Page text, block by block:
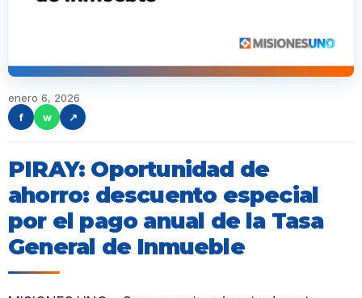
enero 6, 2026
f
w ↗
PIRAY: Oportunidad de
ahorro: descuento especial
por el pago anual de la Tasa
General de Inmueble